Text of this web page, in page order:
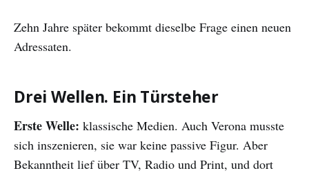
Zehn Jahre später bekommt dieselbe Frage einen neuen
Adressaten.
Drei Wellen. Ein Türsteher
Erste Welle: klassische Medien. Auch Verona musste
sich inszenieren, sie war keine passive Figur. Aber
Bekanntheit lief über TV, Radio und Print, und dort